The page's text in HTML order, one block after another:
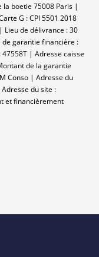
la boetie 75008 Paris |
G : CPI 5501 2018
de délivrance : 30
de garantie financière :
47558T | Adresse caisse
de la garantie
Conso | Adresse du
du site :
et financièrement